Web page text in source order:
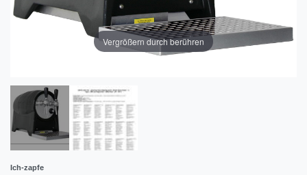
Vergrößern durch berühren
Ich-zapfe